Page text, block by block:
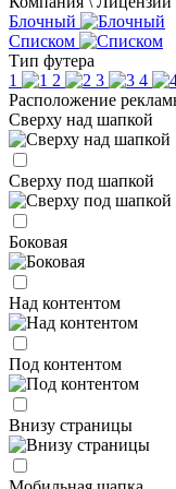
Блочный
Списком
Тип футера
1
2 3
4
Расположение
Сверху над шапкой
Сверху под шапкой
Боковая
Над контентом
Под контентом
Внизу страницы